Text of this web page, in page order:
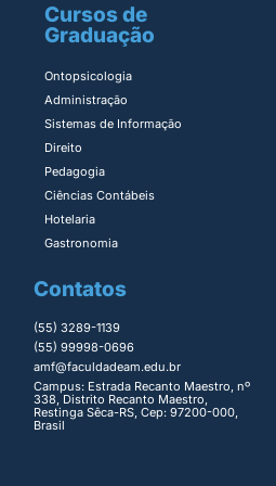
Cursos de
Graduação
Ontopsicologia ​
Administração​
Sistemas de Informação​
Direito​
Pedagogia
Ciências Contábeis
Hotelaria
Gastronomia
Contatos
(55) 3289-1139
(55) 99998-0696
amf@faculdadeam.edu.br
Campus: Estrada Recanto Maestro, nº
338, Distrito Recanto Maestro,
Restinga Sêca-RS, Cep: 97200-000,
Brasil